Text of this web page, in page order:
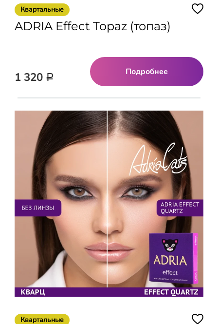
Квартальные
ADRIA Effect Topaz (топаз)
1 320 Р
Подробнее
Квартальные